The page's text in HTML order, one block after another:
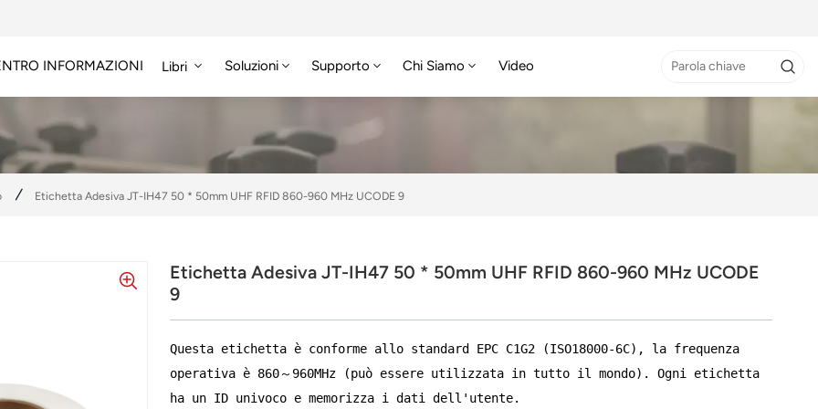
INFORMAZIONI Libri Soluzioni Supporto Chi Siamo Video
Etichetta Adesiva JT-IH47 50 * 50mm UHF RFID 860-960 MHz UCODE 9
Etichetta Adesiva JT-IH47 50 * 50mm UHF RFID 860-960 MHz UCODE
9
Questa etichetta è conforme allo standard EPC C1G2 (ISO18000-6C), la frequenza
operativa è 860～960MHz (può essere utilizzata in tutto il mondo). Ogni etichetta
ha un ID univoco e memorizza i dati dell'utente.